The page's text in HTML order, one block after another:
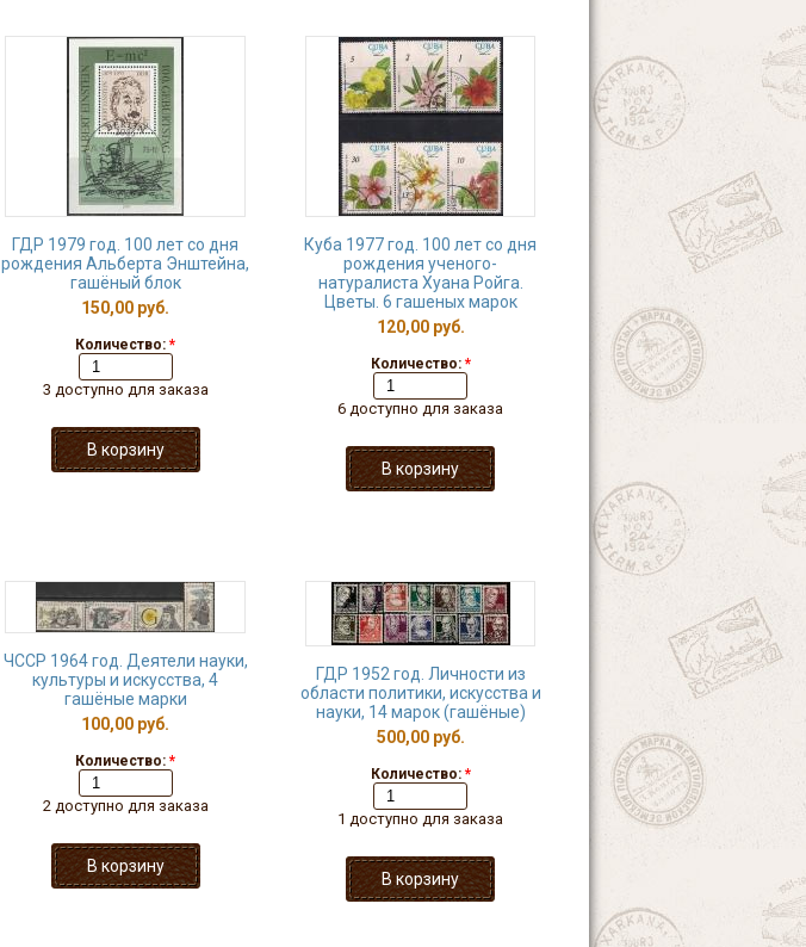
ГДР 1979 год. 100 лет со дня
рождения Альберта Энштейна,
гашёный блок
150,00 руб.
Количество: *
3 доступно для заказа
Куба 1977 год. 100 лет со дня
рождения ученого-
натуралиста Хуана Ройга.
Цветы. 6 гашеных марок
120,00 руб.
Количество: *
6 доступно для заказа
ЧССР 1964 год. Деятели науки,
культуры и искусства, 4
гашёные марки
100,00 руб.
Количество: *
2 доступно для заказа
ГДР 1952 год. Личности из
области политики, искусства и
науки, 14 марок (гашёные)
500,00 руб.
Количество: *
1 доступно для заказа